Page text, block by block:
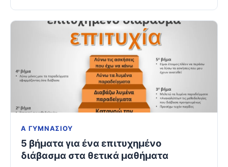
Α ΓΥΜΝΑΣΊΟΥ
5 βήματα για ένα επιτυχημένο
διάβασμα στα θετικά μαθήματα